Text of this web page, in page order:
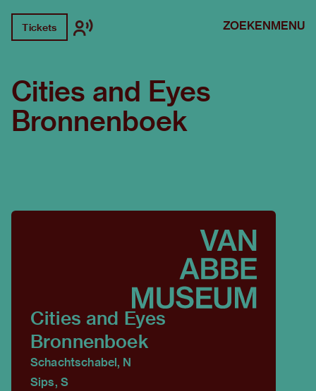
Tickets ZOEKENMENU
Cities and Eyes
Bronnenboek
Cities and Eyes
Bronnenboek
Schachtschabel, N
Sips, S